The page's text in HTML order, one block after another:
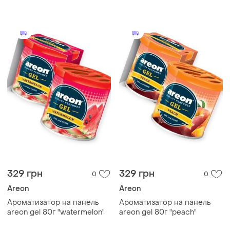
329 грн 0
Areon
Ароматизатор на панель
areon gel 80г "watermelon"
329 грн 0
Areon
Ароматизатор на панель
areon gel 80г "peach"